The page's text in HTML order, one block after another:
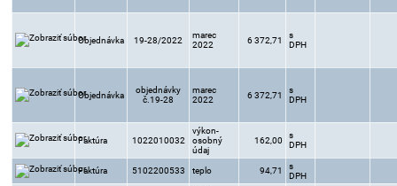
Objednávka 19-28/2022
marec
2022
6 372,71
s
DPH
Objednávka
objednávky
č.19-28
marec
2022
6 372,71
s
DPH
Faktúra 1022010032
výkon-
osobný
údaj
162,00
s
DPH
Faktúra 5102200533 teplo 94,71
s
DPH